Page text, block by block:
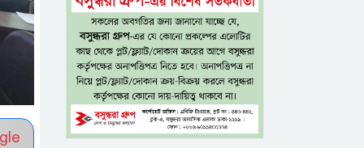
চট্টগ্রাম সফর,
উচ্ছ্বসিত
নেতাকর্মীরা
জুলাই
গণঅভ্যুত্থানের